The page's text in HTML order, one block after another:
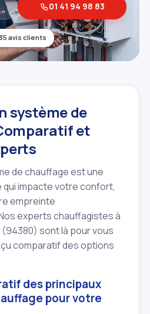
avis clients
01 41 94 98 83
système de
et
de chauffage est une
impacte votre confort,
empreinte
experts chauffagistes à
(94380) sont là pour vous
comparatif des options
des principaux
pour votre